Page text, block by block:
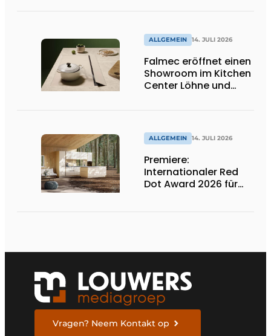
ALLGEMEIN 14. JULI 2026
Falmec eröffnet einen
Showroom im Kitchen
Center Löhne und
ALLGEMEIN 14. JULI 2026
Premiere:
Internationaler Red
Dot Award 2026 für
Vragen? Neem Kontakt op